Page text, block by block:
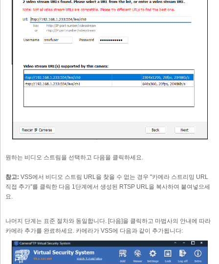
원하는 비디오 스트림을 선택하고 다음을 클릭하세요.
참고: VSS에서 비디오 스트림 URL을 찾을 수 없는 경우 "카메라 스트리밍 URL
직접 추가"를 클릭한 다음 1단계에서 생성된 RTSP URL을 복사하여 붙여넣으세
요.
나머지 단계는 표준 절차와 동일합니다. [다음]을 클릭하고 마법사의 안내에 따라
카메라 추가를 완료하세요. 카메라가 VSS에 다음과 같이 추가됩니다: